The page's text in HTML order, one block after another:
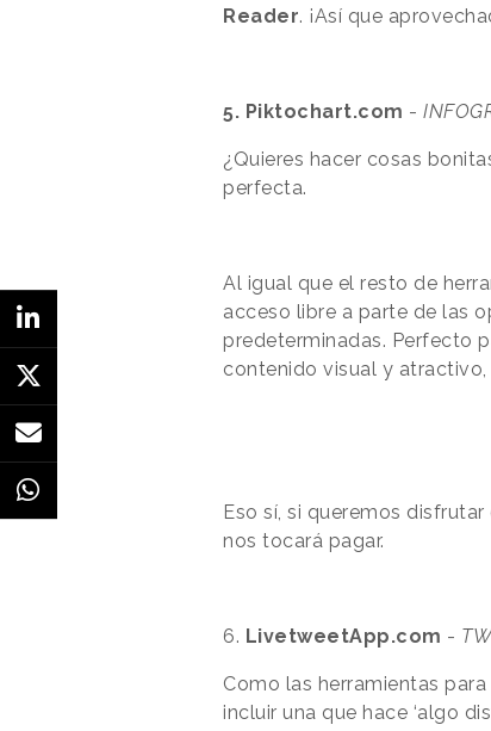
Reader. ¡Así que
5. Piktochart.com -
¿Quieres hacer cosas
perfecta.
Al igual que el resto de
acceso libre a parte de las
predeterminadas. Perfecto
contenido visual y
Eso sí, si queremos
nos tocará pagar.
6. LivetweetApp.com -
Como las herramientas
incluir una que hace ‘algo